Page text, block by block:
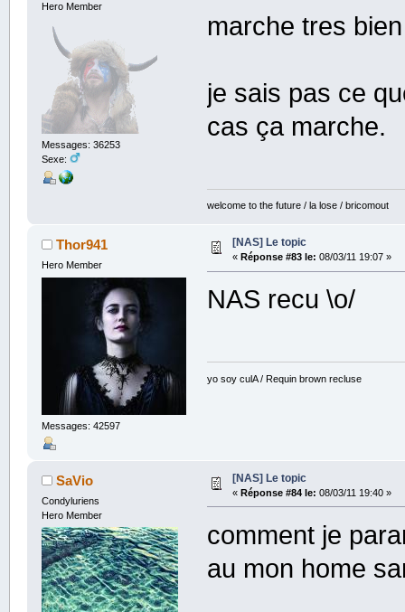
Hero Member
Messages: 36253
Sexe:
marche tres
je sais pas ce
cas ça marche.
welcome to the future / la lose / bricomout
Thor941
Hero Member
Messages: 42597
[NAS] Le topic
« Réponse #83 le: 08/03/11 19:07 »
NAS recu \o/
yo soy culA / Requin brown recluse
SaVio
Condyluriens
Hero Member
[NAS] Le topic
« Réponse #84 le: 08/03/11 19:40 »
comment je
au mon home